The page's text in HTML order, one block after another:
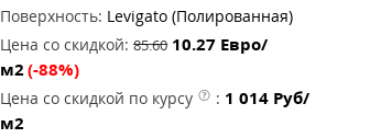
Поверхность: Levigato (Полированная)
Цена со скидкой: 85.60 10.27 Евро/
м2(-88%)
Цена со скидкой по курсу : 1 014 Руб/
м2